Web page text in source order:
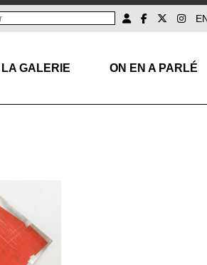
LA GALERIE ON EN A PARLÉ